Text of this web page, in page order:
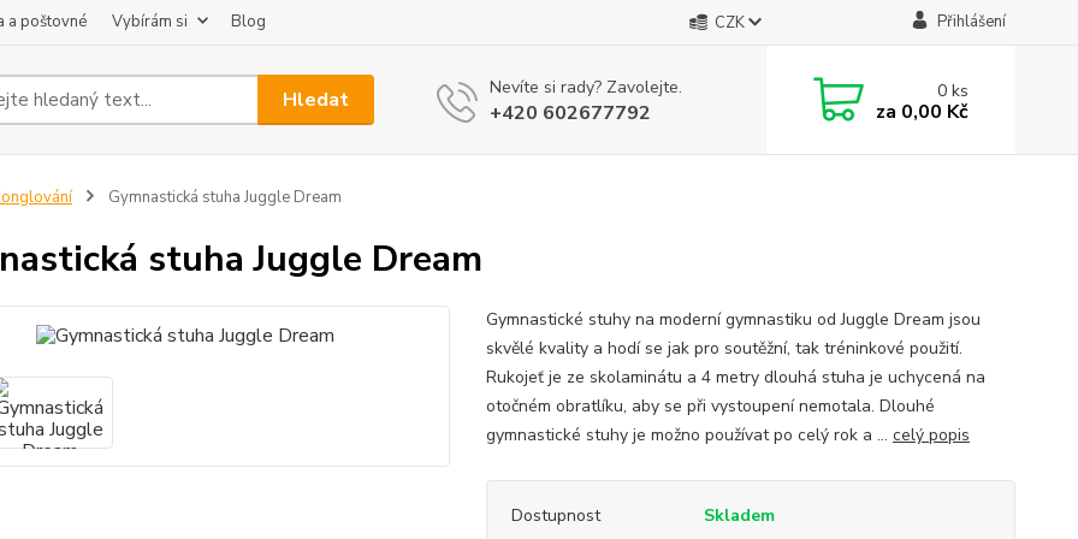
a poštovné Vybírám si Blog CZK Přihlášení
Hledat Nevíte si rady? Zavolejte.
+420 602677792
0ks
za 0,00 Kč
Gymnastická stuha Juggle Dream
stuha Juggle Dream
Gymnastické stuhy na moderní gymnastiku od Juggle Dream jsou
skvělé kvality a hodí se jak pro soutěžní, tak tréninkové použití.
Rukojeť je ze skolaminátu a 4 metry dlouhá stuha je uchycená na
otočném obratlíku, aby se při vystoupení nemotala. Dlouhé
gymnastické stuhy je možno používat po celý rok a ... celý popis
Dostupnost Skladem